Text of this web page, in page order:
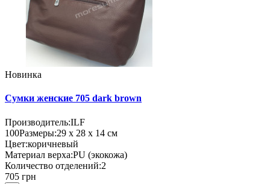
Новинка
Сумки женские 705 dark brown
Производитель:ILF
100Размеры:29 х 28 х 14 см
Цвет:коричневый
Материал верха:PU (экокожа)
Количество отделений:2
705 грн